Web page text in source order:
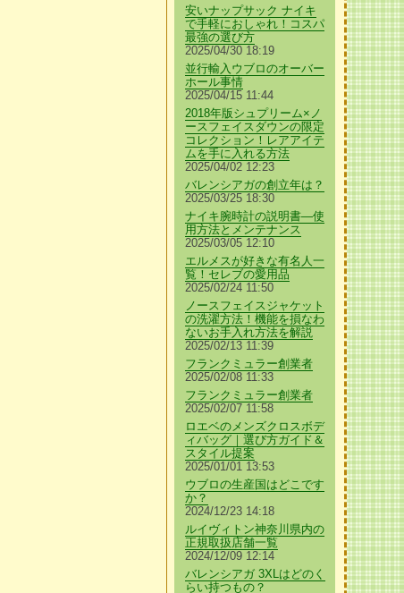
安いナップサック ナイキ
で手軽におしゃれ！コスパ
最強の選び方
2025/04/30 18:19
並行輸入ウブロのオーバー
ホール事情
2025/04/15 11:44
2018年版シュプリーム×ノ
ースフェイスダウンの限定
コレクション！レアアイテ
ムを手に入れる方法
2025/04/02 12:23
バレンシアガの創立年は？
2025/03/25 18:30
ナイキ腕時計の説明書—使
用方法とメンテナンス
2025/03/05 12:10
エルメスが好きな有名人一
覧！セレブの愛用品
2025/02/24 11:50
ノースフェイスジャケット
の洗濯方法！機能を損なわ
ないお手入れ方法を解説
2025/02/13 11:39
フランクミュラー創業者
2025/02/08 11:33
フランクミュラー創業者
2025/02/07 11:58
ロエベのメンズクロスボデ
ィバッグ｜選び方ガイド＆
スタイル提案
2025/01/01 13:53
ウブロの生産国はどこです
か？
2024/12/23 14:18
ルイヴィトン神奈川県内の
正規取扱店舗一覧
2024/12/09 12:14
バレンシアガ 3XLはどのく
らい持つもの？